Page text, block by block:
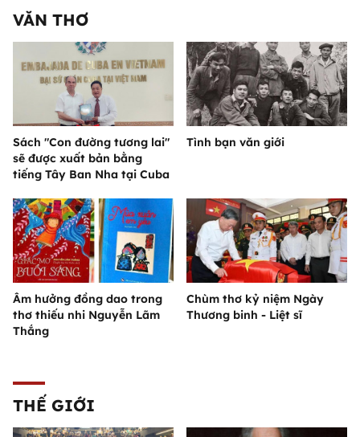
VĂN THƠ
Sách "Con đường tương lai"
sẽ được xuất bản bằng
tiếng Tây Ban Nha tại Cuba
Tình bạn văn giới
Âm hưởng đồng dao trong
thơ thiếu nhi Nguyễn Lãm
Thắng
Chùm thơ kỷ niệm Ngày
Thương binh - Liệt sĩ
THẾ GIỚI